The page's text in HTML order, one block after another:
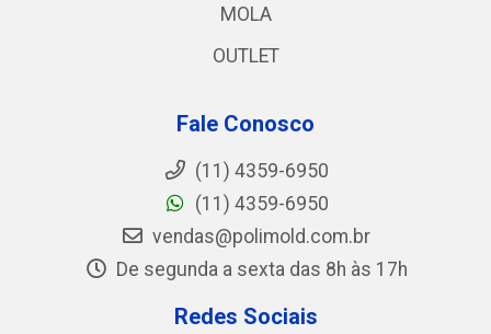
MOLA
OUTLET
Fale Conosco
(11) 4359-6950
(11) 4359-6950
vendas@polimold.com.br
De segunda a sexta das 8h às 17h
Redes Sociais